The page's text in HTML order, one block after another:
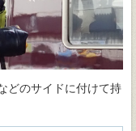
どのサイドに付けて持